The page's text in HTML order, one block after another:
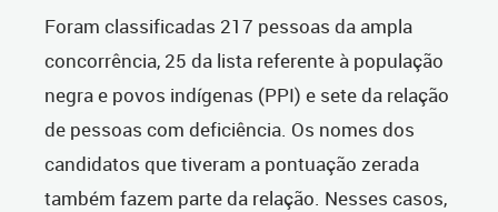
Foram classificadas 217 pessoas da ampla
concorrência, 25 da lista referente à população
negra e povos indígenas (PPI) e sete da relação
de pessoas com deficiência. Os nomes dos
candidatos que tiveram a pontuação zerada
também fazem parte da relação. Nesses casos,